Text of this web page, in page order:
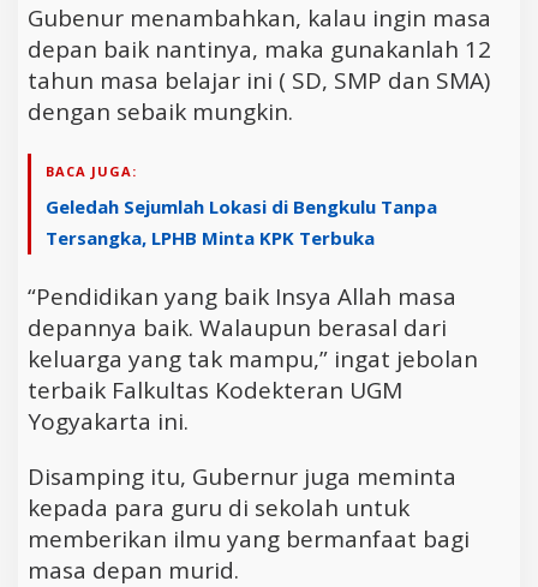
Gubenur menambahkan, kalau ingin masa
depan baik nantinya, maka gunakanlah 12
tahun masa belajar ini ( SD, SMP dan SMA)
dengan sebaik mungkin.
BACA JUGA:
Geledah Sejumlah Lokasi di Bengkulu Tanpa
Tersangka, LPHB Minta KPK Terbuka
“Pendidikan yang baik Insya Allah masa
depannya baik. Walaupun berasal dari
keluarga yang tak mampu,” ingat jebolan
terbaik Falkultas Kodekteran UGM
Yogyakarta ini.
Disamping itu, Gubernur juga meminta
kepada para guru di sekolah untuk
memberikan ilmu yang bermanfaat bagi
masa depan murid.